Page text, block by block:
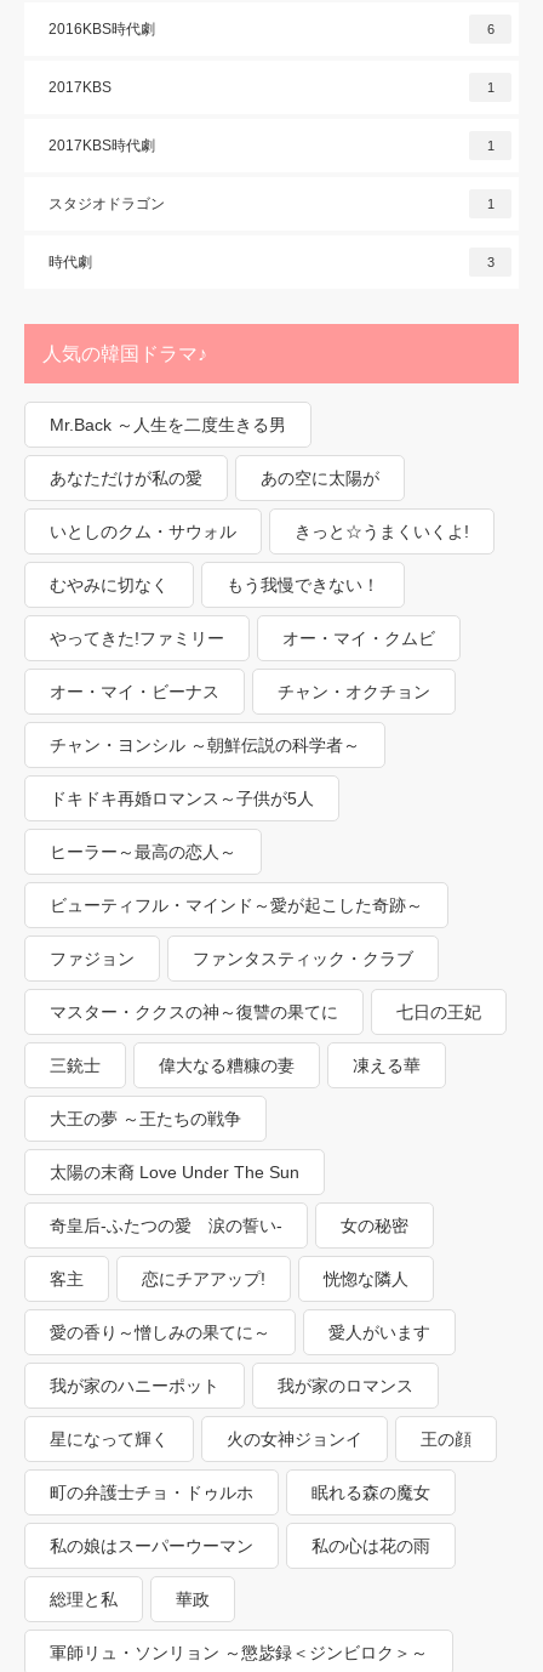
2016KBS時代劇 6
2017KBS 1
2017KBS時代劇 1
スタジオドラゴン 1
時代劇 3
人気の韓国ドラマ♪
Mr.Back ～人生を二度生きる男
あなただけが私の愛 あの空に太陽が
いとしのクム・サウォル きっと☆うまくいくよ!
むやみに切なく もう我慢できない！
やってきた!ファミリー オー・マイ・クムビ
オー・マイ・ビーナス チャン・オクチョン
チャン・ヨンシル ～朝鮮伝説の科学者～
ドキドキ再婚ロマンス～子供が5人
ヒーラー～最高の恋人～
ビューティフル・マインド～愛が起こした奇跡～
ファジョン ファンタスティック・クラブ
マスター・ククスの神～復讐の果てに 七日の王妃
三銃士 偉大なる糟糠の妻 凍える華
大王の夢 ～王たちの戦争
太陽の末裔 Love Under The Sun
奇皇后-ふたつの愛 涙の誓い- 女の秘密
客主 恋にチアアップ! 恍惚な隣人
愛の香り～憎しみの果てに～ 愛人がいます
我が家のハニーポット 我が家のロマンス
星になって輝く 火の女神ジョンイ 王の顔
町の弁護士チョ・ドゥルホ 眠れる森の魔女
私の娘はスーパーウーマン 私の心は花の雨
総理と私 華政
軍師リュ・ソンリョン ～懲毖録＜ジンビロク＞～